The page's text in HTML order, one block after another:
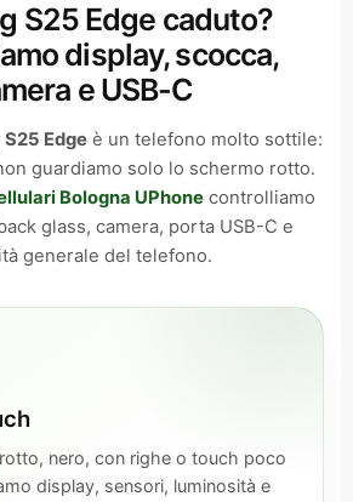
S25 Edge caduto?
display, scocca,
e USB-C
Edge è un telefono molto sottile:
guardiamo solo lo schermo rotto.
Bologna UPhone controlliamo
glass, camera, porta USB-C e
generale del telefono.
nero, con righe o touch poco
display, sensori, luminosità e